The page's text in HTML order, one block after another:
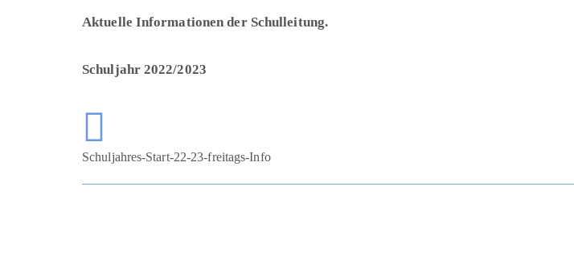
Aktuelle Informationen der Schulleitung.
Schuljahr 2022/2023
Schuljahres-Start-22-23-freitags-Info